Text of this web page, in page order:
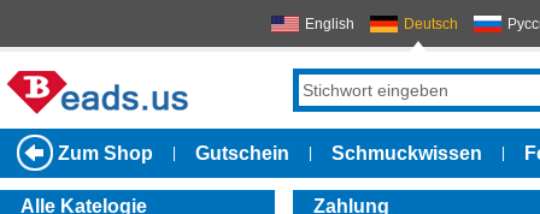
English Deutsch
Zum Shop Gutschein Schmuckwissen
Alle Katelogie Zahlung